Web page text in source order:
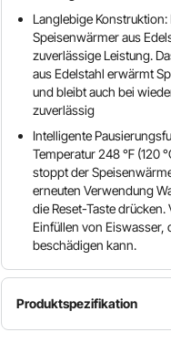
Langlebige
Speisenwärmer aus
zuverlässige Leistung.
aus Edelstahl erwärmt
und bleibt auch bei
zuverlässig
Intelligente
Temperatur 248 ℉ (120
stoppt der
erneuten Verwendung
die Reset-Taste drücken.
Einfüllen von Eiswasser,
beschädigen kann.
Produktspezifikation